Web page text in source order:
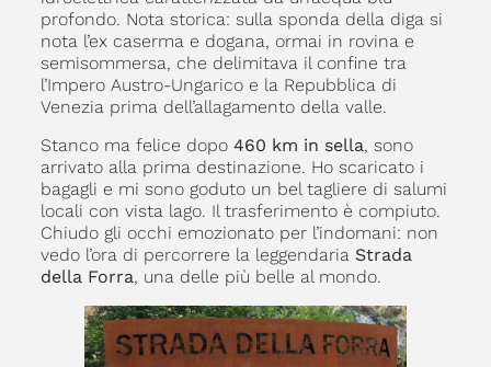
profondo. Nota storica: sulla sponda della diga si
nota l’ex caserma e dogana, ormai in rovina e
semisommersa, che delimitava il confine tra
l’Impero Austro-Ungarico e la Repubblica di
Venezia prima dell’allagamento della valle.
Stanco ma felice dopo 460 km in sella, sono
arrivato alla prima destinazione. Ho scaricato i
bagagli e mi sono goduto un bel tagliere di salumi
locali con vista lago. Il trasferimento è compiuto.
Chiudo gli occhi emozionato per l’indomani: non
vedo l’ora di percorrere la leggendaria Strada
della Forra, una delle più belle al mondo.